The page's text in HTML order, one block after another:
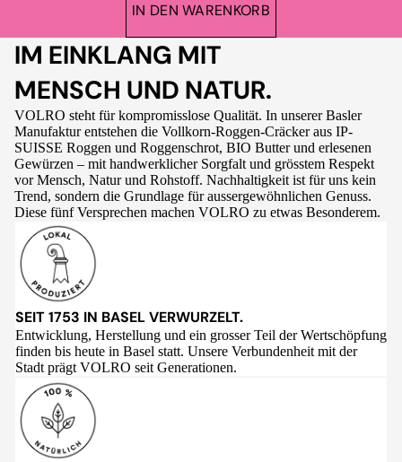
IN DEN WARENKORB
IM EINKLANG MIT
MENSCH UND NATUR.
VOLRO steht für kompromisslose Qualität. In unserer Basler
Manufaktur entstehen die Vollkorn-Roggen-Cräcker aus IP-
SUISSE Roggen und Roggenschrot, BIO Butter und erlesenen
Gewürzen – mit handwerklicher Sorgfalt und grösstem Respekt
vor Mensch, Natur und Rohstoff. Nachhaltigkeit ist für uns kein
Trend, sondern die Grundlage für aussergewöhnlichen Genuss.
Diese fünf Versprechen machen VOLRO zu etwas Besonderem.
SEIT 1753 IN BASEL VERWURZELT.
Entwicklung, Herstellung und ein grosser Teil der Wertschöpfung
finden bis heute in Basel statt. Unsere Verbundenheit mit der
Stadt prägt VOLRO seit Generationen.